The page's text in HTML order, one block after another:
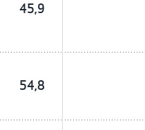
45,9
54,8